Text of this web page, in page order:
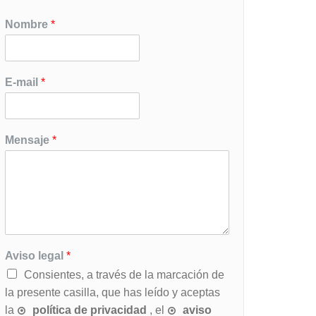
Nombre *
E-mail *
Mensaje *
Aviso legal *
Consientes, a través de la marcación de
la presente casilla, que has leído y aceptas
la
política de privacidad , el aviso